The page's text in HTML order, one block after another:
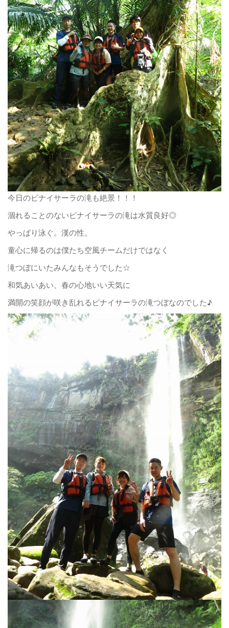
今日のピナイサーラの滝も絶景！！！
涸れることのないピナイサーラの滝は水質良好◎
やっぱり泳ぐ。漢の性。
童心に帰るのは僕たち空風チームだけではなく
滝つぼにいたみんなもそうでした☆
和気あいあい、春の心地いい天気に
満開の笑顔が咲き乱れるピナイサーラの滝つぼなのでした♪